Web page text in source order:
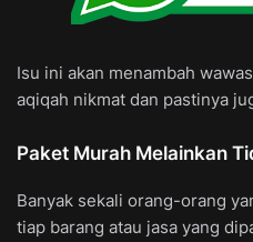
Isu ini akan menambah
aqiqah nikmat dan pastinya
Paket Murah Melainkan
Banyak sekali orang-orang
tiap barang atau jasa yang